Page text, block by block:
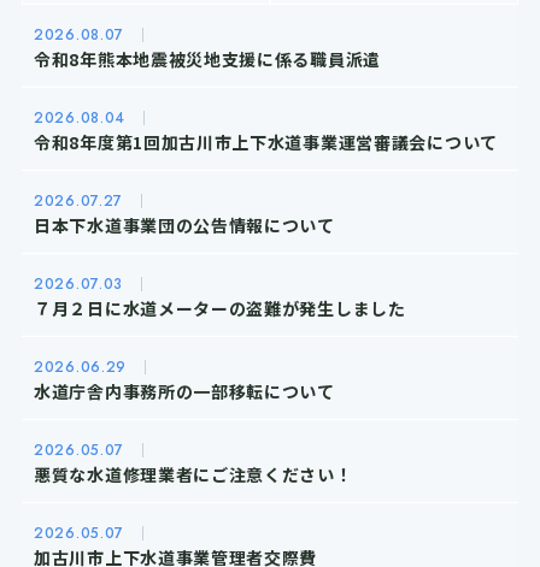
2026.08.07
令和8年熊本地震被災地支援に係る職員派遣
2026.08.04
令和8年度第1回加古川市上下水道事業運営審議会について
2026.07.27
日本下水道事業団の公告情報について
2026.07.03
７月２日に水道メーターの盗難が発生しました
2026.06.29
水道庁舎内事務所の一部移転について
2026.05.07
悪質な水道修理業者にご注意ください！
2026.05.07
加古川市上下水道事業管理者交際費